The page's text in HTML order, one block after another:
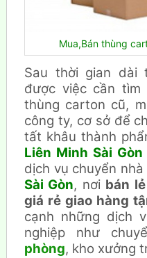
Mua,Bán thùng
Sau thời gian dài
được việc cần tìm
thùng carton cũ,
công ty, cơ sở để
tất khâu thành
Liên Minh Sài Gòn
dịch vụ chuyển
Sài Gòn, nơi bán
giá rẻ giao hàng
cạnh những dịch
nghiệp như
phòng, kho xưởng